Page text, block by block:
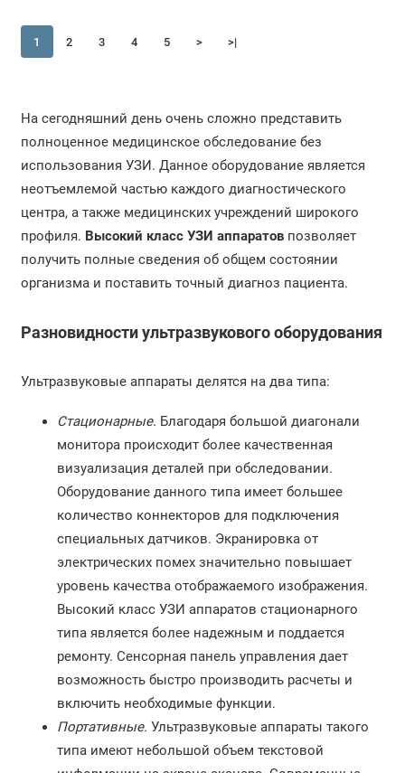
1 2 3 4 5 > >|
На сегодняшний день очень сложно представить
полноценное медицинское обследование без
использования УЗИ. Данное оборудование является
неотъемлемой частью каждого диагностического
центра, а также медицинских учреждений широкого
профиля. Высокий класс УЗИ аппаратов позволяет
получить полные сведения об общем состоянии
организма и поставить точный диагноз пациента.
Разновидности ультразвукового оборудования
Ультразвуковые аппараты делятся на два типа:
Стационарные. Благодаря большой диагонали
монитора происходит более качественная
визуализация деталей при обследовании.
Оборудование данного типа имеет большее
количество коннекторов для подключения
специальных датчиков. Экранировка от
электрических помех значительно повышает
уровень качества отображаемого изображения.
Высокий класс УЗИ аппаратов стационарного
типа является более надежным и поддается
ремонту. Сенсорная панель управления дает
возможность быстро производить расчеты и
включить необходимые функции.
Портативные. Ультразвуковые аппараты такого
типа имеют небольшой объем текстовой